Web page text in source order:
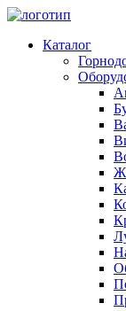
Каталог